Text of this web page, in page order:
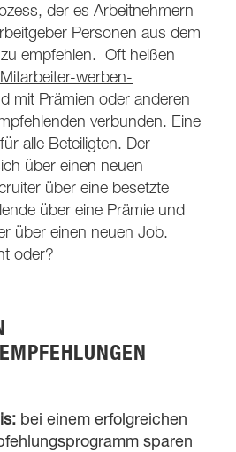
der es Arbeitnehmern
Personen aus dem
zu empfehlen. Oft heißen
Mitarbeiter-werben-
mit Prämien oder anderen
verbunden. Eine
alle Beteiligten. Der
über einen neuen
über eine besetzte
über eine Prämie und
über einen neuen Job.
oder?
bei einem erfolgreichen
sparen